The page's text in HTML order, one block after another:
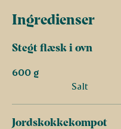
Ingredienser
Stegt flæsk i ovn
600 g
Salt
Jordskokkekompot